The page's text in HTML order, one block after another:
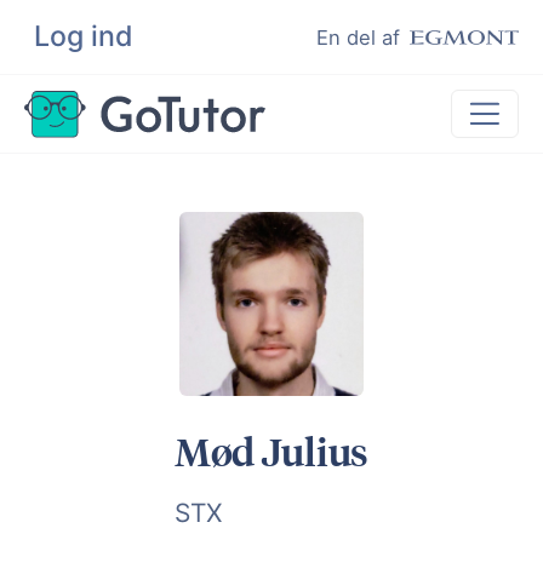
Log ind En del af
Søg
Lektiehjælp
Eksamenshjælp
Hjælp til ordblinde
Kundeudtalelser
Mød Julius
STX